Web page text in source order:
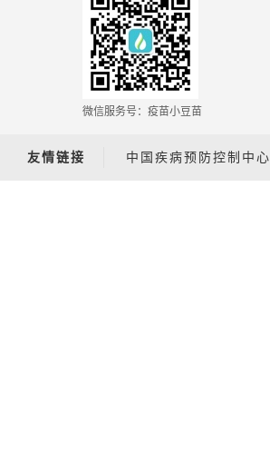
微信服务号：疫苗小豆苗
友情链接 中国疾病预防控制中心